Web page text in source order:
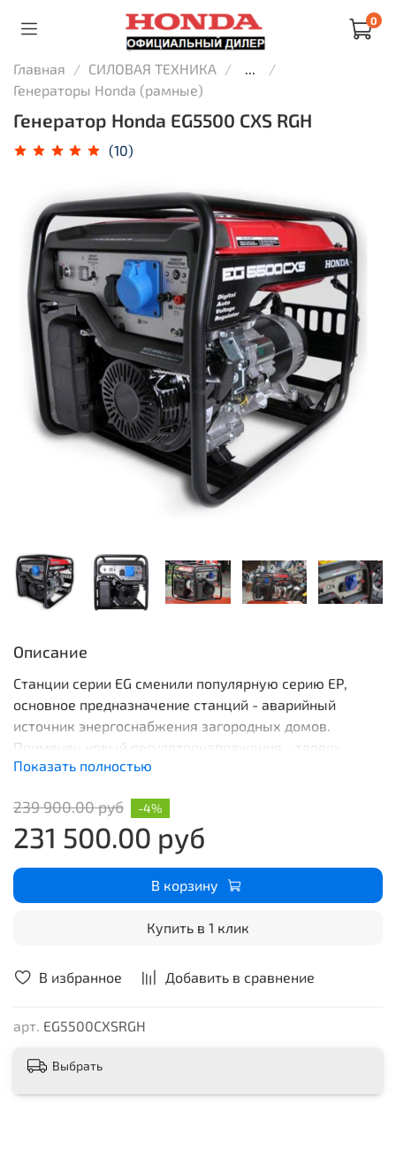
0
Главная СИЛОВАЯ ТЕХНИКА
...
Генераторы Honda (рамные)
Генератор Honda EG5500 CXS RGH
(10)
В избранное Добавить в сравнение
арт. EG5500CXSRGH
Описание
Станции серии EG сменили популярную серию ЕР,
основное предназначение станций - аварийный
источник энергоснабжения загородных домов.
Применен новый регуляторнапряжения - теперь
стабилизация выходного напряжения сопоставима с
Показать полностью
239 900.00 руб
231 500.00 руб
-4%
В корзину
Купить в 1 клик
Выбрать